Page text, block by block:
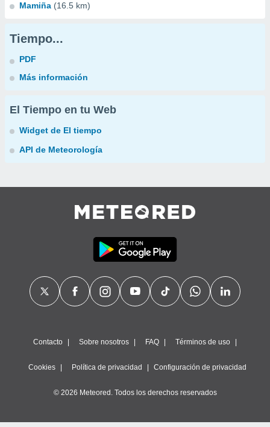
Mamiña (16.5 km)
Tiempo...
PDF
Más información
El Tiempo en tu Web
Widget de El tiempo
API de Meteorología
Contacto Sobre nosotros FAQ Términos de uso
Cookies Política de privacidad Configuración de privacidad
© 2026 Meteored. Todos los derechos reservados